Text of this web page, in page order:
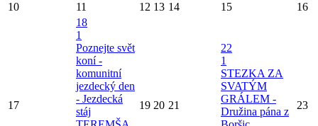
10
11 12 13 14 15 16
17
18
1
Poznejte svět
koní -
komunitní
jezdecký den
- Jezdecká
stáj
19 20 21
22
1
STEZKA ZA
SVATÝM
GRÁLEM -
Družina pána z
23